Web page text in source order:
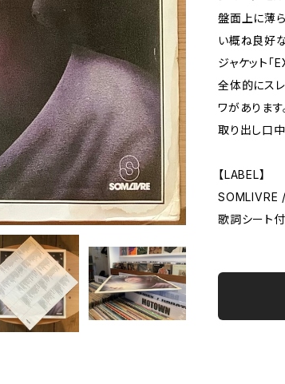
盤面上に薄
い概ね良好
ジャケット「
全体的にス
ワがありま
取り出し口
【LABEL】
SOMLIVRE
歌詞シート